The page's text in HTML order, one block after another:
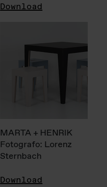
Download
MARTA + HENRIK
Fotografo: Lorenz
Sternbach
Download